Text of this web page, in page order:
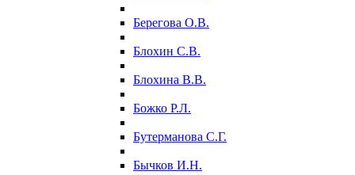
Берегова О.В.
Блохин С.В.
Блохина В.В.
Божко Р.Л.
Бутерманова С.Г.
Бычков И.Н.